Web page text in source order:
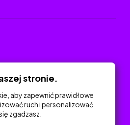
stronie.
aby zapewnić prawidłowe
ruch i personalizować
zgadzasz.